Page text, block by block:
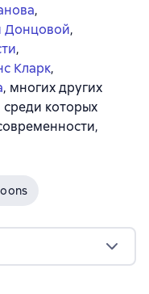
,
Донцовой,
,
Кларк,
, многих других
среди которых